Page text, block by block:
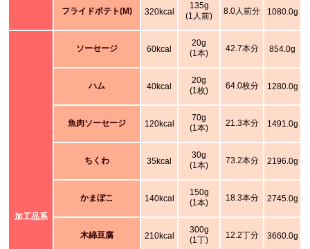
フライドポテト(M) 320kcal
135g
(1人前)
8.0人前分 1080.0g
加工品系
ソーセージ 60kcal
20g
(1本)
42.7本分 854.0g
ハム 40kcal
20g
(1枚)
64.0枚分 1280.0g
魚肉ソーセージ 120kcal
70g
(1本)
21.3本分 1491.0g
ちくわ 35kcal
30g
(1本)
73.2本分 2196.0g
かまぼこ 140kcal
150g
(1本)
18.3本分 2745.0g
木綿豆腐 210kcal
300g
(1丁)
12.2丁分 3660.0g